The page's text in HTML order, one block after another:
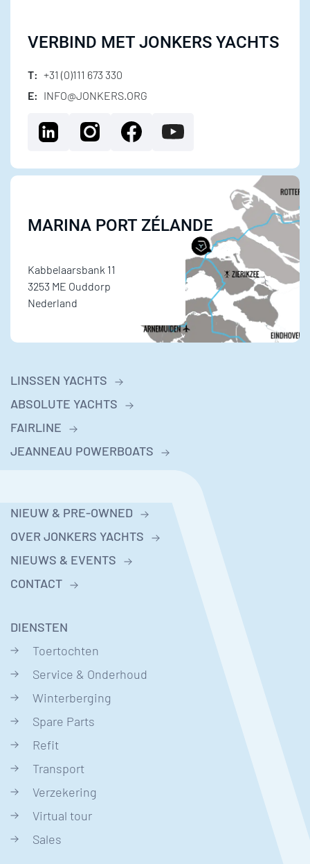
VERBIND MET JONKERS YACHTS
T: +31 (0)111 673 330
E: INFO@JONKERS.ORG
MARINA PORT ZÉLANDE
Kabbelaarsbank 11
3253 ME Ouddorp
Nederland
LINSSEN YACHTS
ABSOLUTE YACHTS
FAIRLINE
JEANNEAU POWERBOATS
NIEUW & PRE-OWNED
OVER JONKERS YACHTS
NIEUWS & EVENTS
CONTACT
DIENSTEN
Toertochten
Service & Onderhoud
Winterberging
Spare Parts
Refit
Transport
Verzekering
Virtual tour
Sales